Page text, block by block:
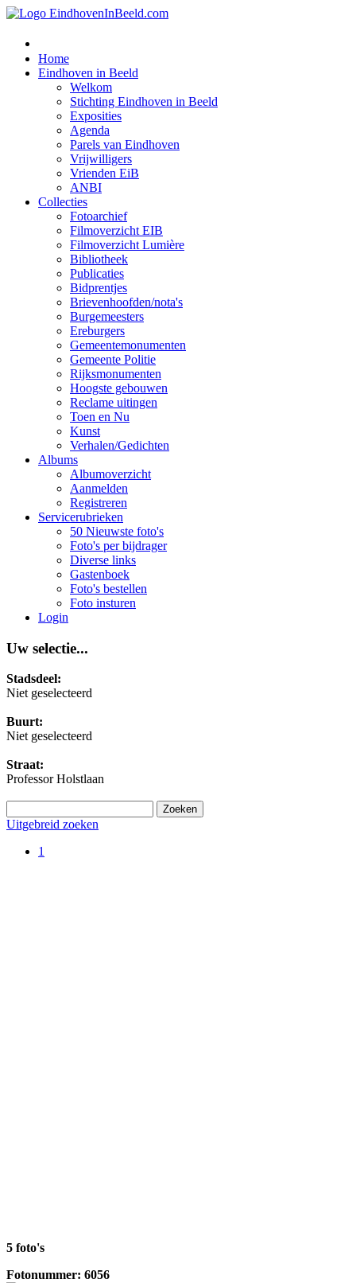
Home
Eindhoven in Beeld
Welkom
Stichting Eindhoven in Beeld
Exposities
Agenda
Parels van Eindhoven
Vrijwilligers
Vrienden EiB
ANBI
Collecties
Fotoarchief
Filmoverzicht EIB
Filmoverzicht Lumière
Bibliotheek
Publicaties
Bidprentjes
Brievenhoofden/nota's
Burgemeesters
Ereburgers
Gemeentemonumenten
Gemeente Politie
Rijksmonumenten
Hoogste gebouwen
Reclame uitingen
Toen en Nu
Kunst
Verhalen/Gedichten
Albums
Albumoverzicht
Aanmelden
Registreren
Servicerubrieken
50 Nieuwste foto's
Foto's per bijdrager
Diverse links
Gastenboek
Foto's bestellen
Foto insturen
Login
Uw selectie...
Stadsdeel:
Niet geselecteerd
Buurt:
Niet geselecteerd
Straat:
Professor Holstlaan
Uitgebreid zoeken
1
5 foto's
Fotonummer: 6056